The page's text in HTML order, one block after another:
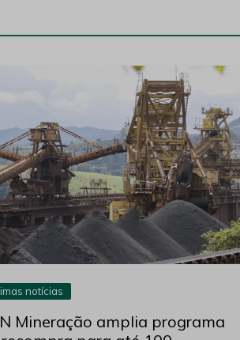
notícias
Mineração amplia programa